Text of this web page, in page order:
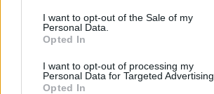
I want to opt-out of the Sale of my
Personal Data.
Opted In
I want to opt-out of processing my
Personal Data for Targeted Advertising.
Opted In
30.01.2023